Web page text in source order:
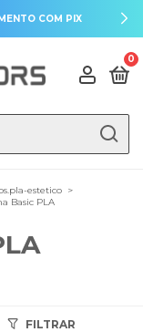
COM PIX
0
estetico >
Basic PLA
FILTRAR